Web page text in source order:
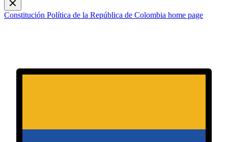
Constitución Política de la República de Colombia home page